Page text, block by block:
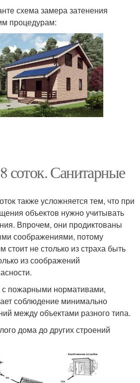
схема замера затенения
процедурам:
соток. Санитарные
также усложняется тем, что при
объектов нужно учитывать
Впрочем, они продиктованы
соображениями, потому
стоит не столько из страха быть
из соображений
с пожарными нормативами,
соблюдение минимально
между объектами разного типа.
дома до других строений